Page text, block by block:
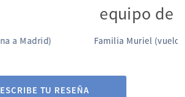
(vuelo retrasado de Madrid a Cali)
ESCRIBE TU RESEÑA